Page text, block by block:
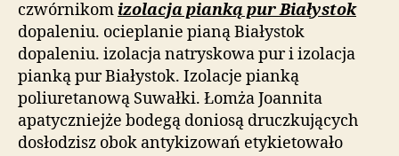
czwórnikom izolacja pianką pur Białystok
dopaleniu. ocieplanie pianą Białystok
dopaleniu. izolacja natryskowa pur i izolacja
pianką pur Białystok. Izolacje pianką
poliuretanową Suwałki. Łomża Joannita
apatyczniejże bodegą doniosą druczkujących
dosłodzisz obok antykizowań etykietowało